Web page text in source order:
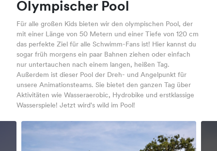
Olympischer Pool
Für alle großen Kids bieten wir den olympischen Pool, der
mit einer Länge von 50 Metern und einer Tiefe von 120 cm
das perfekte Ziel für alle Schwimm-Fans ist! Hier kannst du
sogar früh morgens ein paar Bahnen ziehen oder einfach
nur untertauchen nach einem langen, heißen Tag.
Außerdem ist dieser Pool der Dreh- und Angelpunkt für
unsere Animationsteams. Sie bietet den ganzen Tag über
Aktivitäten wie Wasseraerobic, Hydrobike und erstklassige
Wasserspiele! Jetzt wird's wild im Pool!